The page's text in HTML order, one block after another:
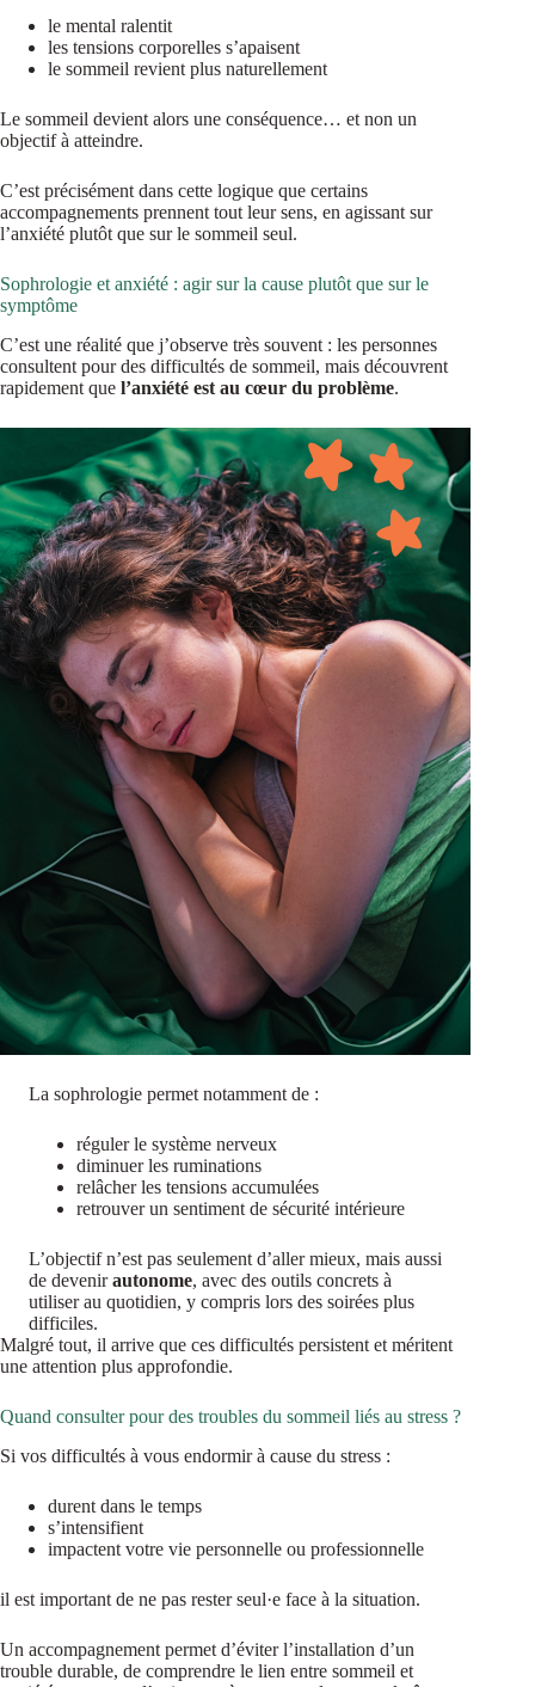
le mental ralentit
les tensions corporelles s’apaisent
le sommeil revient plus naturellement
Le sommeil devient alors une conséquence… et non un
objectif à atteindre.
C’est précisément dans cette logique que certains
accompagnements prennent tout leur sens, en agissant sur
l’anxiété plutôt que sur le sommeil seul.
Sophrologie et anxiété : agir sur la cause plutôt que sur le
symptôme
C’est une réalité que j’observe très souvent : les personnes
consultent pour des difficultés de sommeil, mais découvrent
rapidement que l’anxiété est au cœur du problème.
La sophrologie permet notamment de :
réguler le système nerveux
diminuer les ruminations
relâcher les tensions accumulées
retrouver un sentiment de sécurité intérieure
L’objectif n’est pas seulement d’aller mieux, mais aussi
de devenirautonome, avec des outils concrets à
utiliser au quotidien, y compris lors des soirées plus
difficiles.
Malgré tout, il arrive que ces difficultés persistent et méritent
une attention plus approfondie.
Quand consulter pour des troubles du sommeil liés au stress ?
Si vos difficultés à vous endormir à cause du stress :
durent dans le temps
s’intensifient
impactent votre vie personnelle ou professionnelle
il est important de ne pas rester seul·e face à la situation.
Un accompagnement permet d’éviter l’installation d’un
trouble durable, de comprendre le lien entre sommeil et